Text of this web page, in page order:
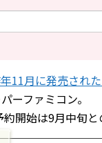
11月に発売され
ーファミコン。
開始は9月中旬と